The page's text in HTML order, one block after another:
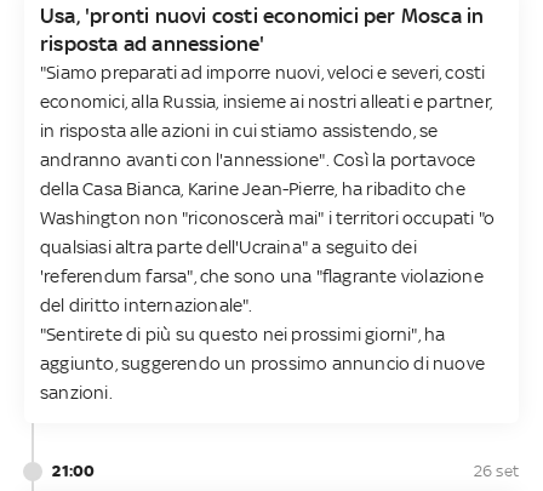
Usa, 'pronti nuovi costi economici per Mosca in
risposta ad annessione'
"Siamo preparati ad imporre nuovi, veloci e severi, costi
economici, alla Russia, insieme ai nostri alleati e partner,
in risposta alle azioni in cui stiamo assistendo, se
andranno avanti con l'annessione". Così la portavoce
della Casa Bianca, Karine Jean-Pierre, ha ribadito che
Washington non "riconoscerà mai" i territori occupati "o
qualsiasi altra parte dell'Ucraina" a seguito dei
'referendum farsa", che sono una "flagrante violazione
del diritto internazionale".
"Sentirete di più su questo nei prossimi giorni", ha
aggiunto, suggerendo un prossimo annuncio di nuove
sanzioni.
21:00 26 set